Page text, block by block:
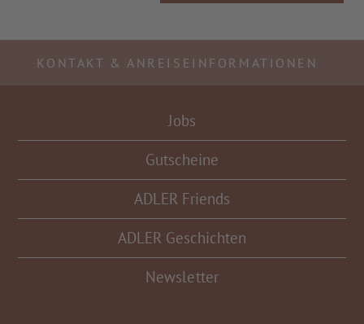
KONTAKT & ANREISEINFORMATIONEN
Jobs
Gutscheine
ADLER Friends
ADLER Geschichten
Newsletter